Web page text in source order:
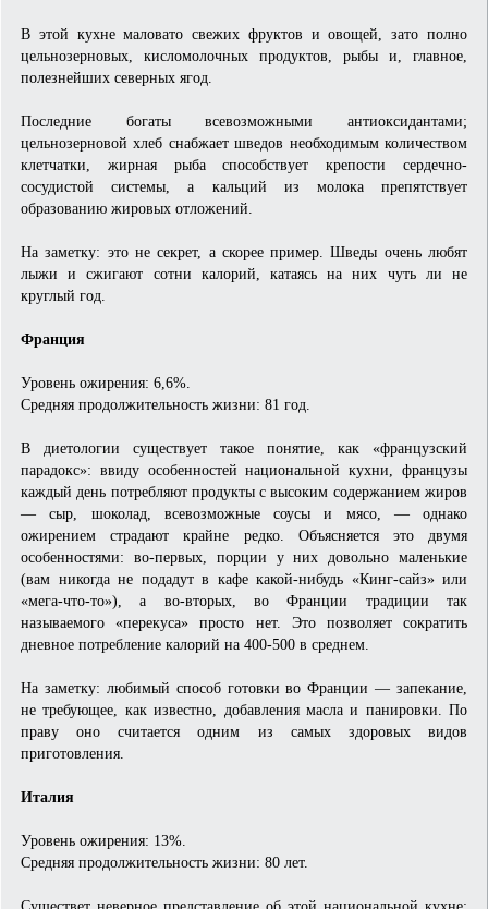
В этой кухне маловато свежих фруктов и овощей, зато полно
цельнозерновых, кисломолочных продуктов, рыбы и, главное,
полезнейших северных ягод.
Последние богаты всевозможными антиоксидантами;
цельнозерновой хлеб снабжает шведов необходимым количеством
клетчатки, жирная рыба способствует крепости сердечно-
сосудистой системы, а кальций из молока препятствует
образованию жировых отложений.
На заметку: это не секрет, а скорее пример. Шведы очень любят
лыжи и сжигают сотни калорий, катаясь на них чуть ли не
круглый год.
Франция
Уровень ожирения: 6,6%.
Средняя продолжительность жизни: 81 год.
В диетологии существует такое понятие, как «французский
парадокс»: ввиду особенностей национальной кухни, французы
каждый день потребляют продукты с высоким содержанием жиров
— сыр, шоколад, всевозможные соусы и мясо, — однако
ожирением страдают крайне редко. Объясняется это двумя
особенностями: во-первых, порции у них довольно маленькие
(вам никогда не подадут в кафе какой-нибудь «Кинг-сайз» или
«мега-что-то»), а во-вторых, во Франции традиции так
называемого «перекуса» просто нет. Это позволяет сократить
дневное потребление калорий на 400-500 в среднем.
На заметку: любимый способ готовки во Франции — запекание,
не требующее, как известно, добавления масла и панировки. По
праву оно считается одним из самых здоровых видов
приготовления.
Италия
Уровень ожирения: 13%.
Средняя продолжительность жизни: 80 лет.